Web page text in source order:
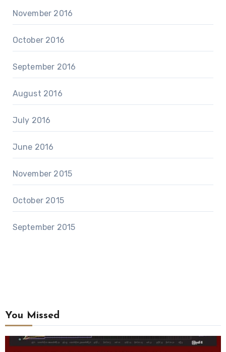
November 2016
October 2016
September 2016
August 2016
July 2016
June 2016
November 2015
October 2015
September 2015
You Missed